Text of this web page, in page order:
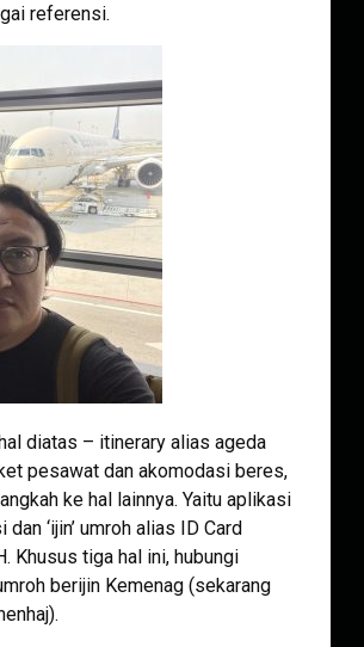
referensi.
diatas – itinerary alias ageda
pesawat dan akomodasi beres,
ke hal lainnya. Yaitu aplikasi
‘ijin’ umroh alias ID Card
Khusus tiga hal ini, hubungi
berijin Kemenag (sekarang